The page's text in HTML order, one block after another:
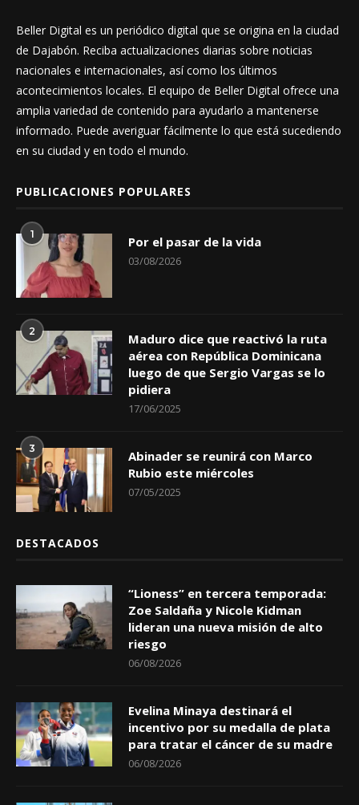
Beller Digital es un periódico digital que se origina en la ciudad
de Dajabón. Reciba actualizaciones diarias sobre noticias
nacionales e internacionales, así como los últimos
acontecimientos locales. El equipo de Beller Digital ofrece una
amplia variedad de contenido para ayudarlo a mantenerse
informado. Puede averiguar fácilmente lo que está sucediendo
en su ciudad y en todo el mundo.
PUBLICACIONES POPULARES
1 Por el pasar de la vida
03/08/2026
2
Maduro dice que reactivó la ruta
aérea con República Dominicana
luego de que Sergio Vargas se lo
pidiera
17/06/2025
3
Abinader se reunirá con Marco
Rubio este miércoles
07/05/2025
DESTACADOS
“Lioness” en tercera temporada:
Zoe Saldaña y Nicole Kidman
lideran una nueva misión de alto
riesgo
06/08/2026
Evelina Minaya destinará el
incentivo por su medalla de plata
para tratar el cáncer de su madre
06/08/2026